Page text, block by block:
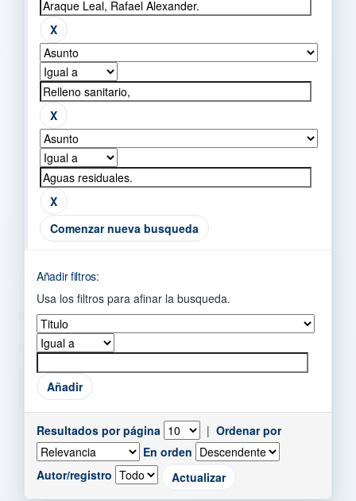
Comenzar nueva busqueda
Añadir filtros:
Usa los filtros para afinar la busqueda.
Resultados por página | Ordenar por
En orden
Autor/registro